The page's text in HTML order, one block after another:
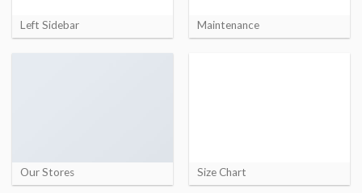
Left Sidebar Maintenance
Our Stores Size Chart